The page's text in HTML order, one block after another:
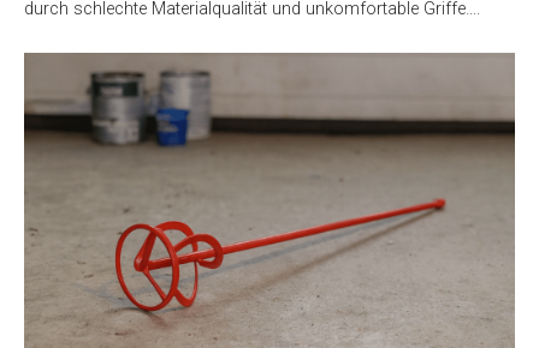
durch schlechte Materialqualität und unkomfortable Griffe….